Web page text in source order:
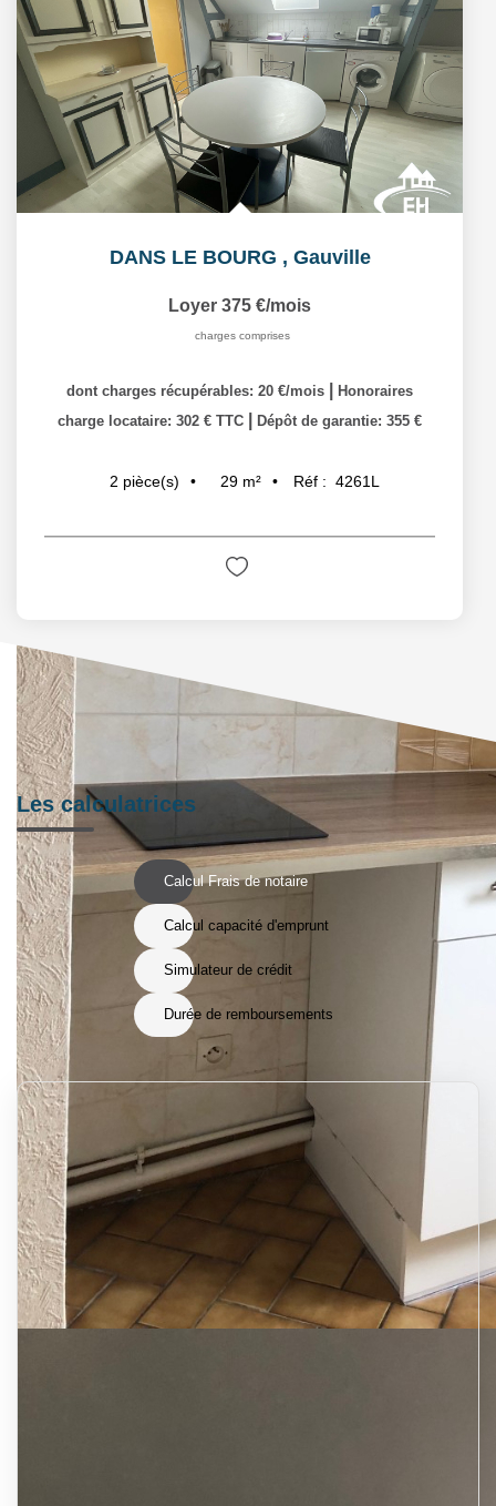
DANS LE BOURG , Gauville
Loyer 375 €/mois
charges comprises
dont charges récupérables: 20 €/mois
Honoraires
charge locataire: 302 € TTC
Dépôt de garantie: 355 €
2 pièce(s) 29 m² Réf : 4261L
Les calculatrices
Calcul Frais de notaire
Calcul capacité d'emprunt
Simulateur de crédit
Durée de remboursements